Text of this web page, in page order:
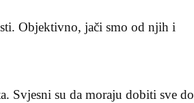
Objektivno, jači smo od njih i
Svjesni su da moraju dobiti sve do